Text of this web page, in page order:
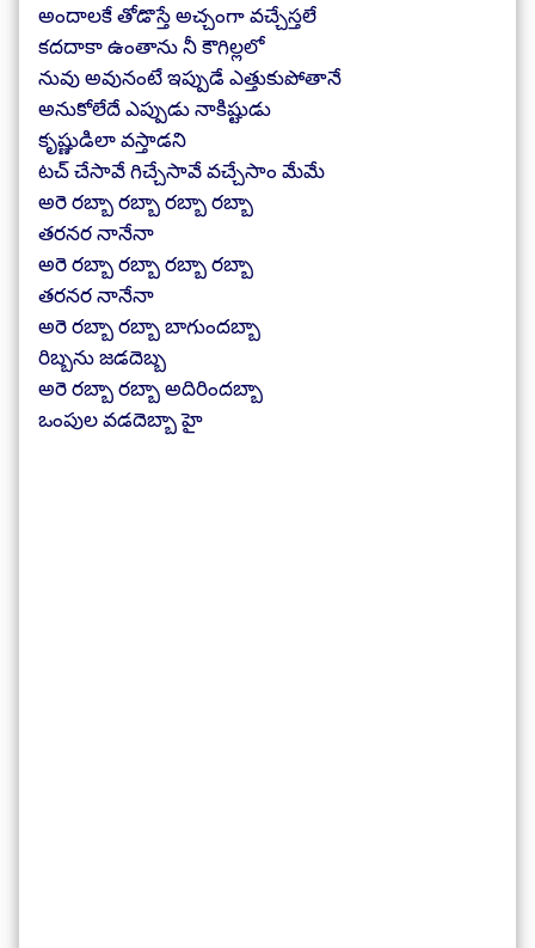
అందాలకే తోడొస్తే అచ్చంగా వచ్చేస్తలే
కదదాకా ఉంతాను నీ కౌగిల్లలో
నువు అవునంటే ఇప్పుడే ఎత్తుకుపోతానే
అనుకోలేదే ఎప్పుడు నాకిష్టుడు
కృష్ణుడిలా వస్తాడని
టచ్ చేసావే గిచ్చేసావే వచ్చేసాం మేమే
అరె రబ్బా రబ్బా రబ్బా రబ్బా
తరనర నానేనా
అరె రబ్బా రబ్బా రబ్బా రబ్బా
తరనర నానేనా
అరె రబ్బా రబ్బా బాగుందబ్బా
రిబ్బను జడదెబ్బ
అరె రబ్బా రబ్బా అదిరిందబ్బా